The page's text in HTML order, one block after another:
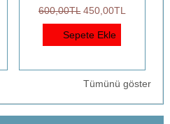
600,00TL 450,00TL
Sepete Ekle
Tümünü göster